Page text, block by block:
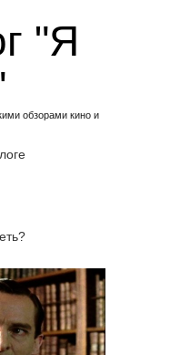
"Я
обзорами кино и